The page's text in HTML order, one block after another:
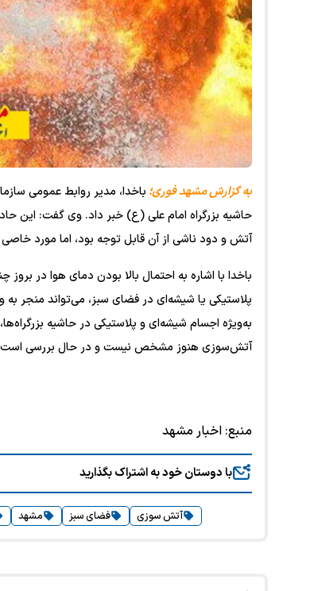
به گزارش مشهد فوری؛ باخدا، مدیر روابط عمومی
حاشیه بزرگراه امام علی (ع) خبر داد. وی گفت: این
آتش و دود ناشی از آن قابل توجه بود، اما مورد
باخدا با اشاره به احتمال بالا بودن دمای هوا در
پلاستیکی یا شیشه‌ای در فضای سبز، می‌تواند منجر
به‌ویژه اجسام شیشه‌ای و پلاستیکی در حاشیه
آتش‌سوزی هنوز مشخص نیست و در حال بررسی
منبع: اخبار مشهد
با دوستان خود به اشتراک بگذارید
آتش سوزی فضای سبز مشهد